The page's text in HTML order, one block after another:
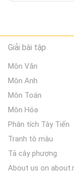
Giải bài tập
Môn Văn
Môn Anh
Môn Toán
Môn Hóa
Phân tích Tây Tiến
Tranh tô màu
Tả cây phượng
About us on